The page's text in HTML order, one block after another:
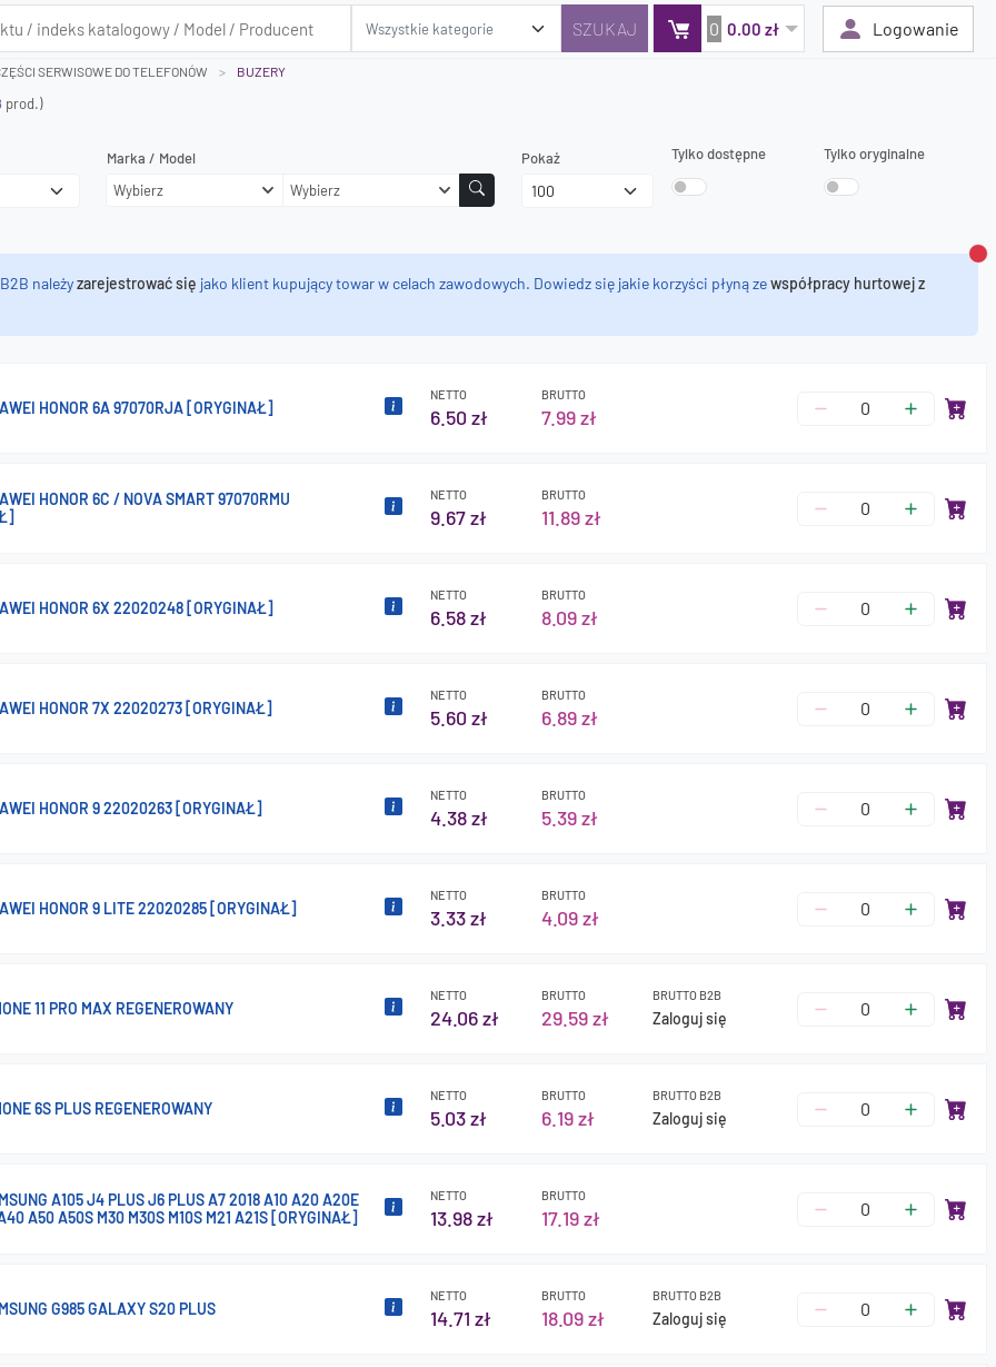
0 0.00 zł Logowanie
Twój koszyk jest pusty
Dodaj produkty, aby kontynuować.
SERWISOWE DO TELEFONÓW BUZERY
prod.)
Marka / Model
Wybierz
Wybierz
Pokaż Tylko dostępne Tylko oryginalne
należyzarejestrować się jako klient kupujący towar w celach zawodowych. Dowiedz się jakie korzyści płyną zewspółpracy hurtowej z
HONOR 6A 97070RJA [ORYGINAŁ]
NETTO
6.50 zł
BRUTTO
7.99 zł
HONOR 6C / NOVA SMART 97070RMU
NETTO
9.67 zł
BRUTTO
11.89 zł
HONOR 6X 22020248 [ORYGINAŁ]
NETTO
6.58 zł
BRUTTO
8.09 zł
HONOR 7X 22020273 [ORYGINAŁ]
NETTO
5.60 zł
BRUTTO
6.89 zł
HONOR 9 22020263 [ORYGINAŁ]
NETTO
4.38 zł
BRUTTO
5.39 zł
HONOR 9 LITE 22020285 [ORYGINAŁ]
NETTO
3.33 zł
BRUTTO
4.09 zł
11 PRO MAX REGENEROWANY
NETTO
24.06 zł
BRUTTO
29.59 zł
BRUTTO B2B
Zaloguj się
6S PLUS REGENEROWANY
NETTO
5.03 zł
BRUTTO
6.19 zł
BRUTTO B2B
Zaloguj się
A105 J4 PLUS J6 PLUS A7 2018 A10 A20 A20E
A50 A50S M30 M30S M10S M21 A21S [ORYGINAŁ]
NETTO
13.98 zł
BRUTTO
17.19 zł
G985 GALAXY S20 PLUS
NETTO
14.71 zł
BRUTTO
18.09 zł
BRUTTO B2B
Zaloguj się